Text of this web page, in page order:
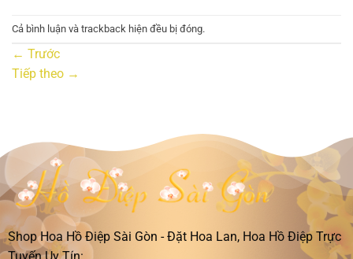
Cả bình luận và trackback hiện đều bị đóng.
← Trước
Tiếp theo →
Shop Hoa Hồ Điệp Sài Gòn - Đặt Hoa Lan, Hoa Hồ Điệp Trực